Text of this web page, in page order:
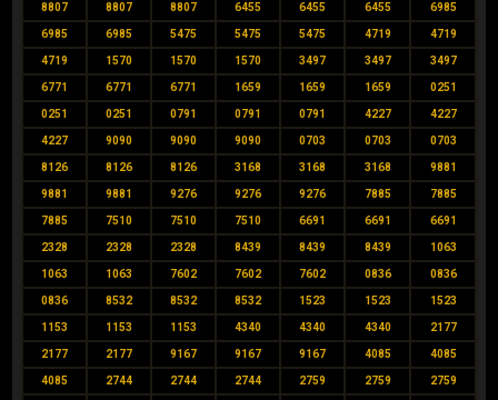
8807 8807 8807 6455 6455 6455 6985
6985 6985 5475 5475 5475 4719 4719
4719 1570 1570 1570 3497 3497 3497
6771 6771 6771 1659 1659 1659 0251
0251 0251 0791 0791 0791 4227 4227
4227 9090 9090 9090 0703 0703 0703
8126 8126 8126 3168 3168 3168 9881
9881 9881 9276 9276 9276 7885 7885
7885 7510 7510 7510 6691 6691 6691
2328 2328 2328 8439 8439 8439 1063
1063 1063 7602 7602 7602 0836 0836
0836 8532 8532 8532 1523 1523 1523
1153 1153 1153 4340 4340 4340 2177
2177 2177 9167 9167 9167 4085 4085
4085 2744 2744 2744 2759 2759 2759